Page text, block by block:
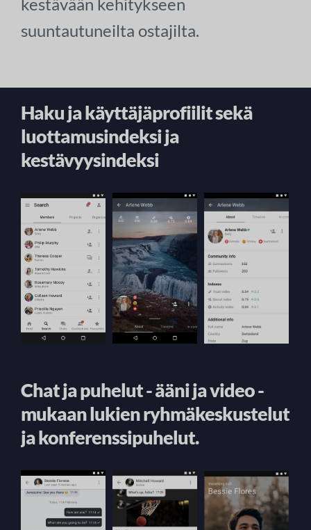
suuntautuneilta ostajilta.
Haku ja käyttäjäprofiilit sekä
luottamusindeksi ja
kestävyysindeksi
Chat ja puhelut - ääni ja video -
mukaan lukien ryhmäkeskustelut
ja konferenssipuhelut.